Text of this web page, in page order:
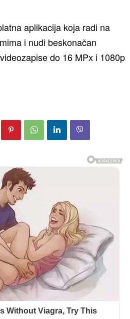
aplikacija koja radi na
i nudi beskonačan
do 16 MPx i 1080p